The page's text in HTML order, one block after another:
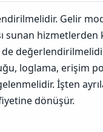
Gelir
hizmetlerden
loglama, erişim
İşten
dönüşür.